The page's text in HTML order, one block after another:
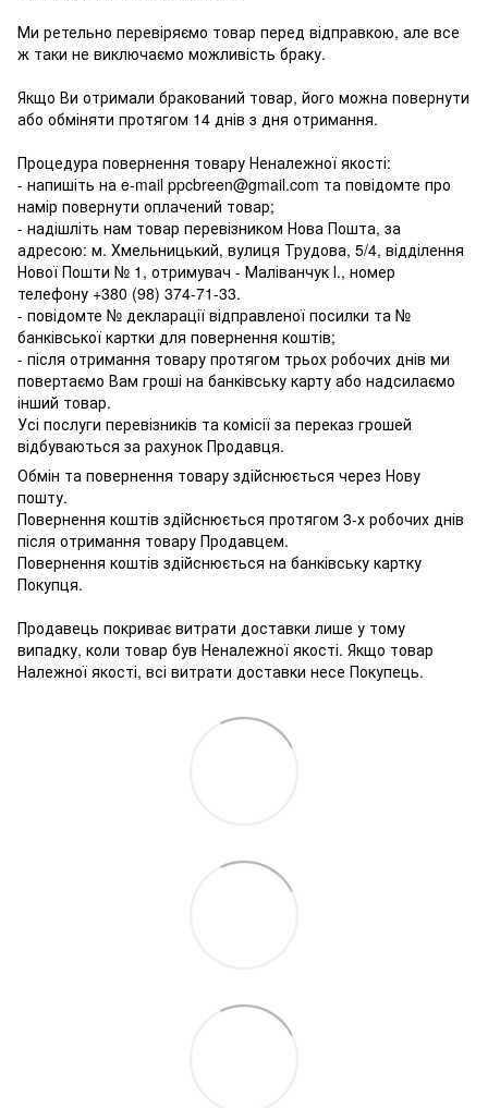
Ми ретельно перевіряємо товар перед відправкою, але все
ж таки не виключаємо можливість браку.
Якщо Ви отримали бракований товар, його можна повернути
або обміняти протягом 14 днів з дня отримання.
Процедура повернення товару Неналежної якості:
- напишіть на e-mail ppcbreen@gmail.com та повідомте про
намір повернути оплачений товар;
- надішліть нам товар перевізником Нова Пошта, за
адресою: м. Хмельницький, вулиця Трудова, 5/4, відділення
Нової Пошти № 1, отримувач - Маліванчук І., номер
телефону +380 (98) 374-71-33.
- повідомте № декларації відправленої посилки та №
банківської картки для повернення коштів;
- після отримання товару протягом трьох робочих днів ми
повертаємо Вам гроші на банківську карту або надсилаємо
інший товар.
Усі послуги перевізників та комісії за переказ грошей
відбуваються за рахунок Продавця.
Обмін та повернення товару здійснюється через Нову
пошту.
Повернення коштів здійснюється протягом 3-х робочих днів
після отримання товару Продавцем.
Повернення коштів здійснюється на банківську картку
Покупця.
Продавець покриває витрати доставки лише у тому
випадку, коли товар був Неналежної якості. Якщо товар
Належної якості, всі витрати доставки несе Покупець.